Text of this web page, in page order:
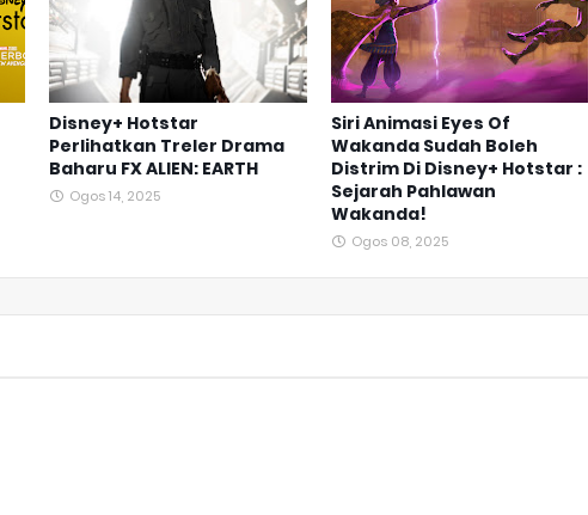
Disney+ Hotstar
Perlihatkan Treler Drama
Baharu FX ALIEN: EARTH
Ogos 14, 2025
Siri Animasi Eyes Of
Wakanda Sudah Boleh
Distrim Di Disney+ Hotstar :
Sejarah Pahlawan
Wakanda!
Ogos 08, 2025